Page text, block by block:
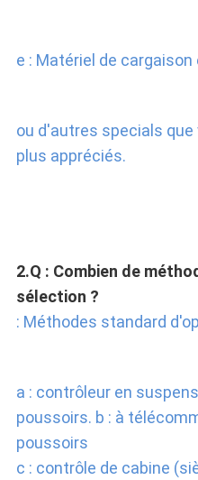
e : Matériel de
ou d'autres specials
plus appréciés.
2.Q : Combien de
sélection ?
: Méthodes standard
a : contrôleur en
poussoirs. b : à
poussoirs
c : contrôle de cabine